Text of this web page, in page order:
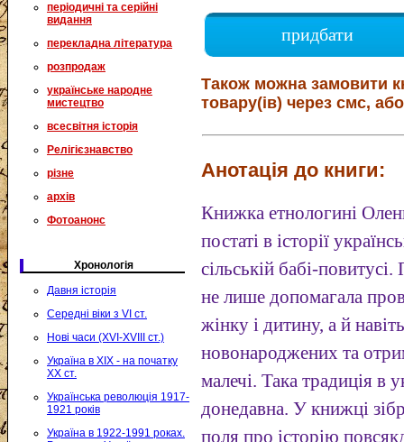
періодичні та серійні
видання
перекладна література
розпродаж
українське народне
мистецтво
всесвітня історія
Релігієзнавство
різне
архів
Фотоанонс
Хронологія
Давня історія
Середні віки з VI ст.
Нові часи (XVI-XVIII ст.)
Україна в XIX - на початку
XX ст.
Українська революція 1917-
1921 років
Україна в 1922-1991 роках.
придбати
Також можна замовити
товару(ів) через смс,
Анотація до книги:
Книжка етнологині
постаті в історії
сільській бабі-
не лише допомагала
жінку і дитину, а й
новонароджених та
малечі. Така традиція в
донедавна. У книжці
поля про історію